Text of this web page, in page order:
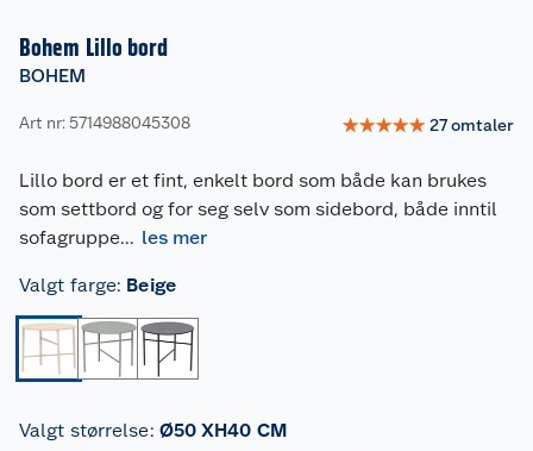
Bohem Lillo bord
BOHEM
Art nr: 5714988045308 ☆☆☆☆☆ 27omtaler
Lillo bord er et fint, enkelt bord som både kan brukes
som settbord og for seg selv som sidebord, både inntil
sofagruppe... les mer
Valgt farge: Beige
Valgt størrelse: Ø50 XH40 CM